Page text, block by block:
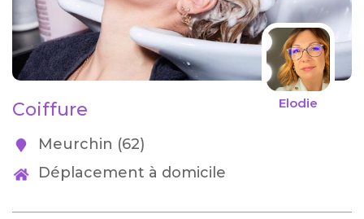
Elodie
Coiffure
Meurchin (62)
Déplacement à domicile